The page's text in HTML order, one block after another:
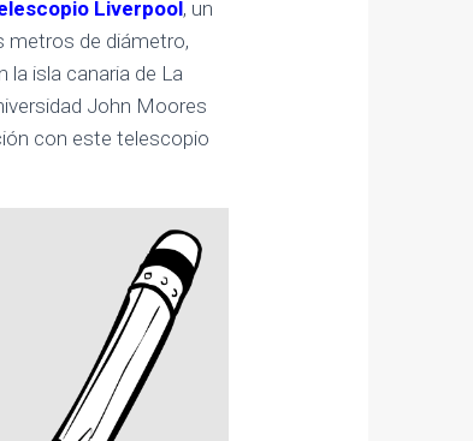
Liverpool, un
metros de diámetro,
la isla canaria de La
John Moores
con este telescopio